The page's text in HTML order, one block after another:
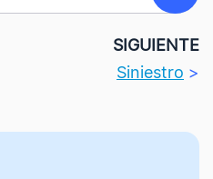
SIGUIENTE
Siniestro >